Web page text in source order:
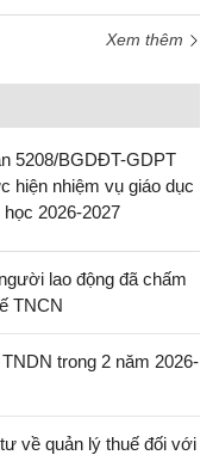
Xem thêm
5208/BGDĐT-GDPT
hiện nhiệm vụ giáo dục
2026-2027
lao động đã chấm
TNCN
trong 2 năm 2026-
về quản lý thuế đối với